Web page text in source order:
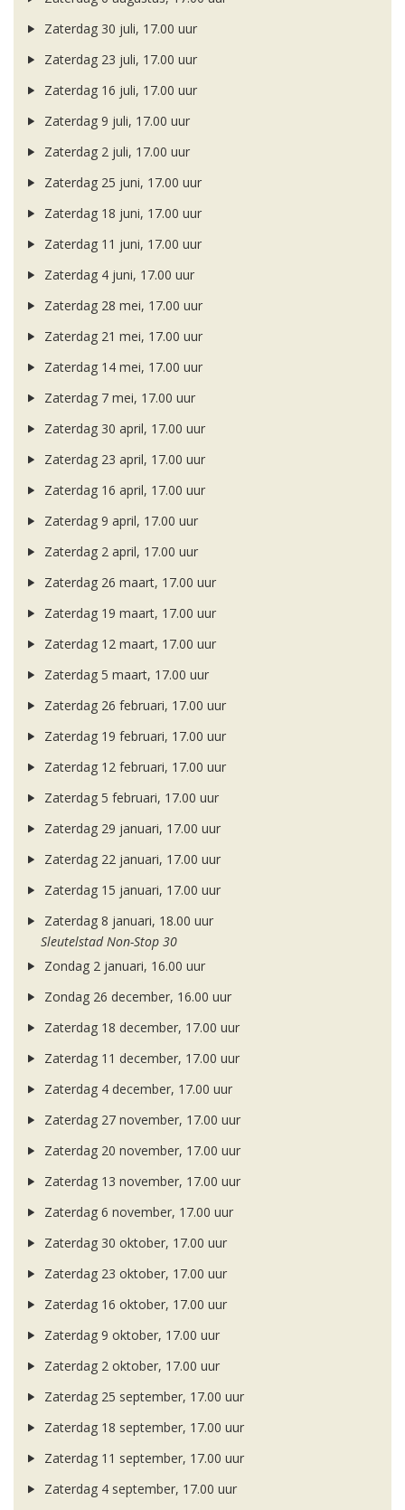
Zaterdag 30 juli, 17.00 uur
Zaterdag 23 juli, 17.00 uur
Zaterdag 16 juli, 17.00 uur
Zaterdag 9 juli, 17.00 uur
Zaterdag 2 juli, 17.00 uur
Zaterdag 25 juni, 17.00 uur
Zaterdag 18 juni, 17.00 uur
Zaterdag 11 juni, 17.00 uur
Zaterdag 4 juni, 17.00 uur
Zaterdag 28 mei, 17.00 uur
Zaterdag 21 mei, 17.00 uur
Zaterdag 14 mei, 17.00 uur
Zaterdag 7 mei, 17.00 uur
Zaterdag 30 april, 17.00 uur
Zaterdag 23 april, 17.00 uur
Zaterdag 16 april, 17.00 uur
Zaterdag 9 april, 17.00 uur
Zaterdag 2 april, 17.00 uur
Zaterdag 26 maart, 17.00 uur
Zaterdag 19 maart, 17.00 uur
Zaterdag 12 maart, 17.00 uur
Zaterdag 5 maart, 17.00 uur
Zaterdag 26 februari, 17.00 uur
Zaterdag 19 februari, 17.00 uur
Zaterdag 12 februari, 17.00 uur
Zaterdag 5 februari, 17.00 uur
Zaterdag 29 januari, 17.00 uur
Zaterdag 22 januari, 17.00 uur
Zaterdag 15 januari, 17.00 uur
Zaterdag 8 januari, 18.00 uur
Sleutelstad Non-Stop 30
Zondag 2 januari, 16.00 uur
Zondag 26 december, 16.00 uur
Zaterdag 18 december, 17.00 uur
Zaterdag 11 december, 17.00 uur
Zaterdag 4 december, 17.00 uur
Zaterdag 27 november, 17.00 uur
Zaterdag 20 november, 17.00 uur
Zaterdag 13 november, 17.00 uur
Zaterdag 6 november, 17.00 uur
Zaterdag 30 oktober, 17.00 uur
Zaterdag 23 oktober, 17.00 uur
Zaterdag 16 oktober, 17.00 uur
Zaterdag 9 oktober, 17.00 uur
Zaterdag 2 oktober, 17.00 uur
Zaterdag 25 september, 17.00 uur
Zaterdag 18 september, 17.00 uur
Zaterdag 11 september, 17.00 uur
Zaterdag 4 september, 17.00 uur